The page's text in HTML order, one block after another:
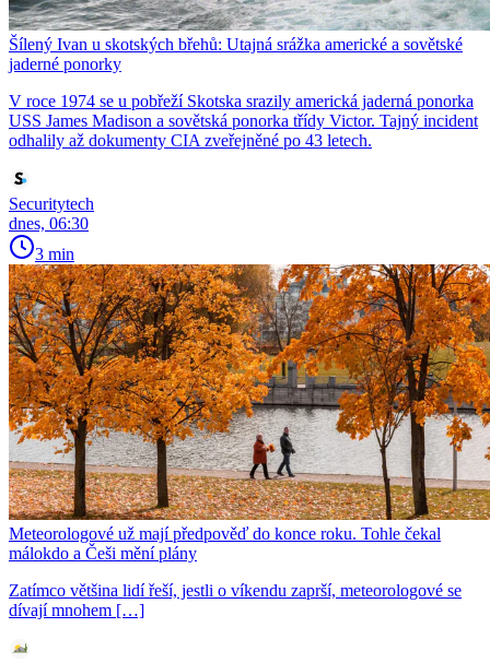
Šílený Ivan u skotských břehů: Utajná srážka americké a sovětské
jaderné ponorky
V roce 1974 se u pobřeží Skotska srazily americká jaderná ponorka
USS James Madison a sovětská ponorka třídy Victor. Tajný incident
odhalily až dokumenty CIA zveřejněné po 43 letech.
Securitytech
dnes, 06:30
3 min
Meteorologové už mají předpověď do konce roku. Tohle čekal
málokdo a Češi mění plány
Zatímco většina lidí řeší, jestli o víkendu zaprší, meteorologové se
dívají mnohem […]